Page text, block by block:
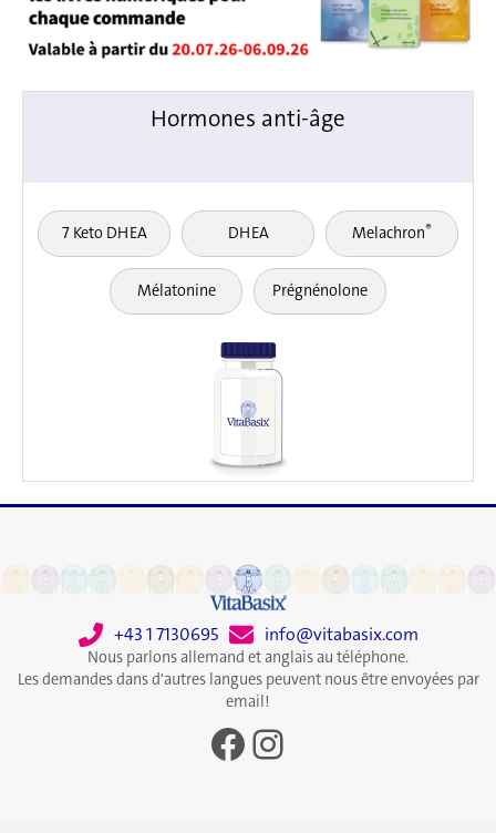
Hormones anti-âge
7 Keto DHEA DHEA Melachron®
Mélatonine Prégnénolone
+43 1 7130695 info@vitabasix.com
Nous parlons allemand et anglais au téléphone.
Les demandes dans d'autres langues peuvent nous être envoyées par
email!
Facebook
Instagram